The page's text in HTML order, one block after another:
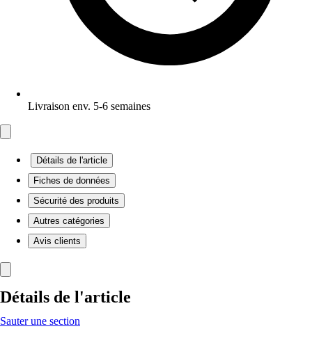
Livraison env. 5-6 semaines
Détails de l'article
Fiches de données
Sécurité des produits
Autres catégories
Avis clients
Détails de l'article
Sauter une section